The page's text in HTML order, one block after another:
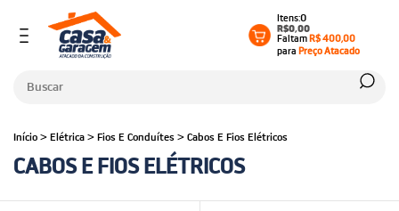
0
R$0,00
FaltamR$ 400,00
paraPreço Atacado
Início > Elétrica > Fios E Conduítes > Cabos E Fios Elétricos
CABOS E FIOS ELÉTRICOS